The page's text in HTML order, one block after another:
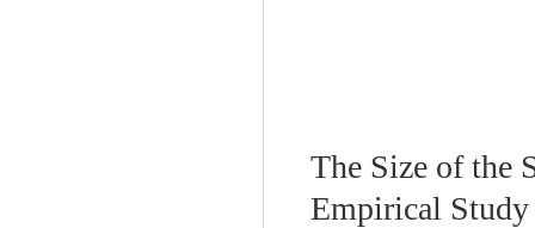
The Size of the
Empirical